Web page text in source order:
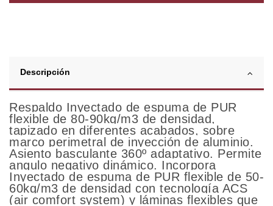
Descripción
Respaldo Inyectado de espuma de PUR
flexible de 80-90kg/m3 de densidad,
tapizado en diferentes acabados, sobre
marco perimetral de inyección de aluminio.
Asiento basculante 360º adaptativo. Permite
angulo negativo dinámico. Incorpora
Inyectado de espuma de PUR flexible de 50-
60kg/m3 de densidad con tecnología ACS
(air comfort system) y láminas flexibles que